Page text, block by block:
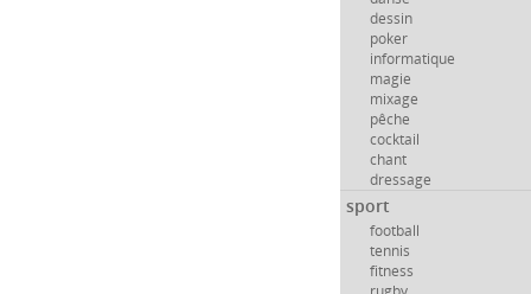
dessin
poker
informatique
magie
mixage
pêche
cocktail
chant
dressage
sport
football
tennis
fitness